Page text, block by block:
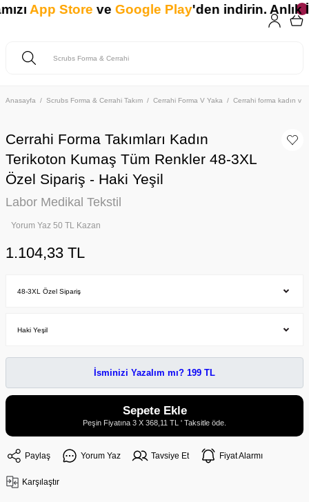
Anasayfa Scrubs Forma & Cerrahi Takım Cerrahi Forma V Yaka Cerrahi forma kadın v
Cerrahi Forma Takımları Kadın
Terikoton Kumaş Tüm Renkler 48-3XL
Özel Sipariş - Haki Yeşil
Labor Medikal Tekstil
Yorum Yaz 50 TL Kazan
1.104,33 TL
İsminizi Yazalım mı? 199 TL
Sepete Ekle
Peşin Fiyatına 3 X 368,11 TL ' Taksitle öde.
Paylaş Yorum Yaz Tavsiye Et Fiyat Alarmı
Karşılaştır
App StoreveGoogle Play'den indirin. Anlık